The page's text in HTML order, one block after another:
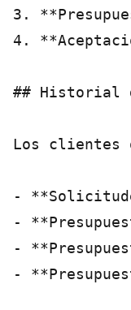
3.
4.
## Historial
Los clientes
-
-
-
-